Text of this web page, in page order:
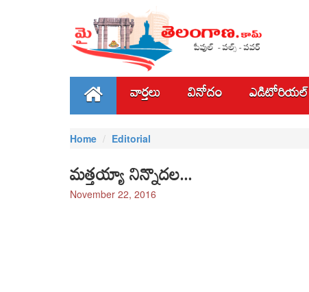
వార్తలు వినోదం ఎడిటోరియల్
Home Editorial
మత్తయ్యా నిన్నొదల...
November 22, 2016